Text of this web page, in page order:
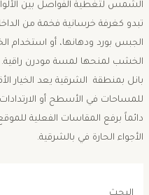
الشمس لتغطية الفواصل بين
تبدو كغرفة خرسانية فخمة من
الجبس بورد ودهانها، أو استخدام
الخشب لمنحها لمسة مودرن
بانل بمنطقة الشرقية يعد الخيار
للمساحات في الأسطح أو
دائماً برفع المقاسات الفعلية
الأجواء الحارة في بالشرقية.